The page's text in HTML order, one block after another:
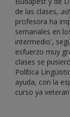
de las clases,
profesora ha
semanales en
intermedio',
esfuerzo muy
clases se
Política
ayuda, con la
curso ya